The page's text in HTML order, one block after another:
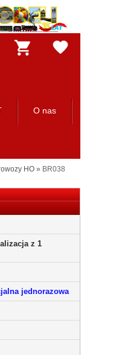
O nas
HO » BR038
z 1
jednorazowa